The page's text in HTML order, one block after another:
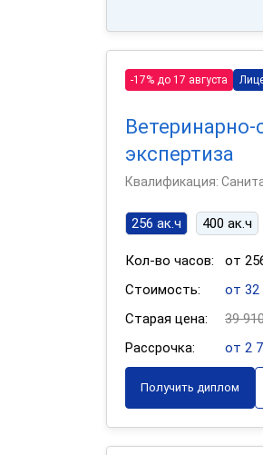
-17% до 17 августа
Ветеринарно-
экспертиза
Квалификация:
256 ак.ч 400 ак.ч
Кол-во часов:
от
Стоимость:
от 32
Старая цена:
39
Рассрочка:
от 2
Получить диплом